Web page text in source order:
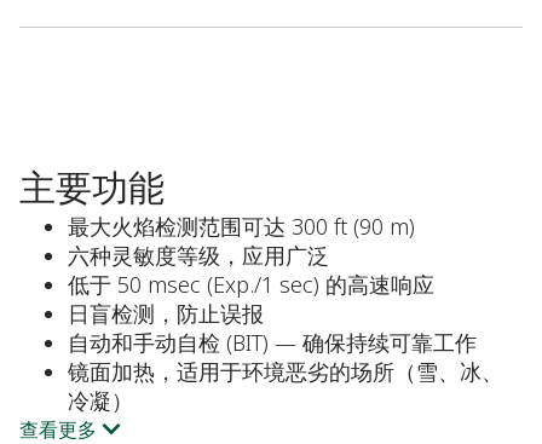
主要功能
最大火焰检测范围可达 300 ft (90 m)
六种灵敏度等级，应用广泛
低于 50 msec (Exp./1 sec) 的高速响应
日盲检测，防止误报
自动和手动自检 (BIT) — 确保持续可靠工作
镜面加热，适用于环境恶劣的场所（雪、冰、
冷凝）
查看更多